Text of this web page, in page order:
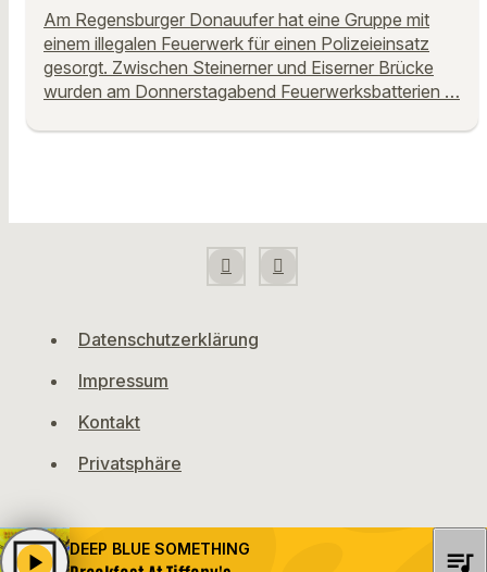
Am Regensburger Donauufer hat eine Gruppe mit
einem illegalen Feuerwerk für einen Polizeieinsatz
gesorgt. Zwischen Steinerner und Eiserner Brücke
wurden am Donnerstagabend Feuerwerksbatterien …
Datenschutzerklärung
Impressum
Kontakt
Privatsphäre
DEEP BLUE SOMETHING
play_arrow queue_music